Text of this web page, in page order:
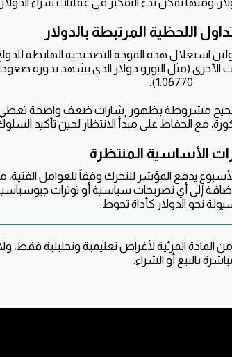
استغلال هذه الموجة التصحيحية الهابطة
الأخرى (مثل اليورو دولار الذي يشهد بدوره
1.06770).
مشروطة بظهور إشارات ضعف واضحة تعطي
مع الحفاظ على مبدأ الانتظار لحين تأكيد
الأسبوع يدفع المؤشر للتحرك وفقاً للعوامل
إلى أي تصريحات سياسية أو توترات
نحو الدولار كأداة تحوط.
المادة المرئية لأغراض تعليمية وتحليلية فقط،
بالبيع أو الشراء.